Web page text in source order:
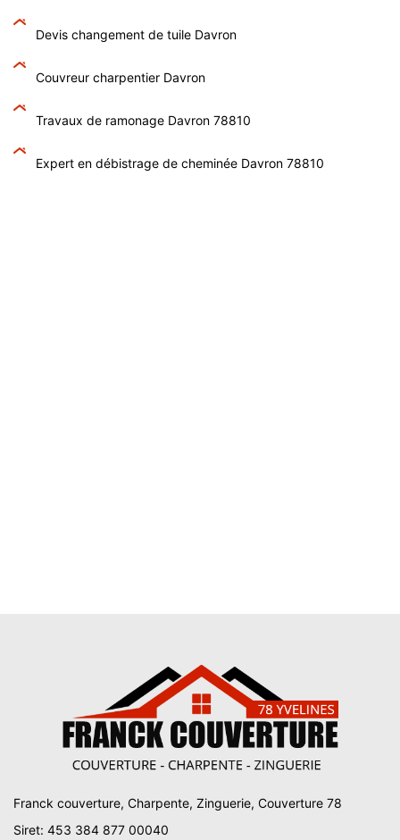
Devis changement de tuile Davron
Couvreur charpentier Davron
Travaux de ramonage Davron 78810
Expert en débistrage de cheminée Davron 78810
Franck couverture, Charpente, Zinguerie, Couverture 78
Siret: 453 384 877 00040